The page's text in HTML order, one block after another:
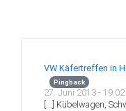
VW Käfertreffen in
Pingback
27. Juni 2013 - 19:02
[…] Kübelwagen,